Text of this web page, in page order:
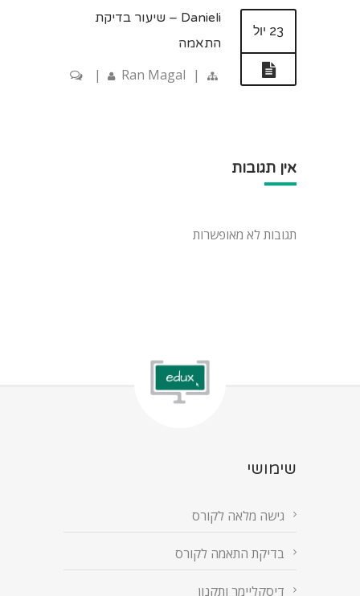
23 יול
Danieli – שיעור בדיקת
התאמה
Ran Magal |
|
אין תגובות
תגובות לא מאופשרות
שימושי
גישה מלאה לקורס
בדיקת התאמה לקורס
דיסקליימר ותקנון